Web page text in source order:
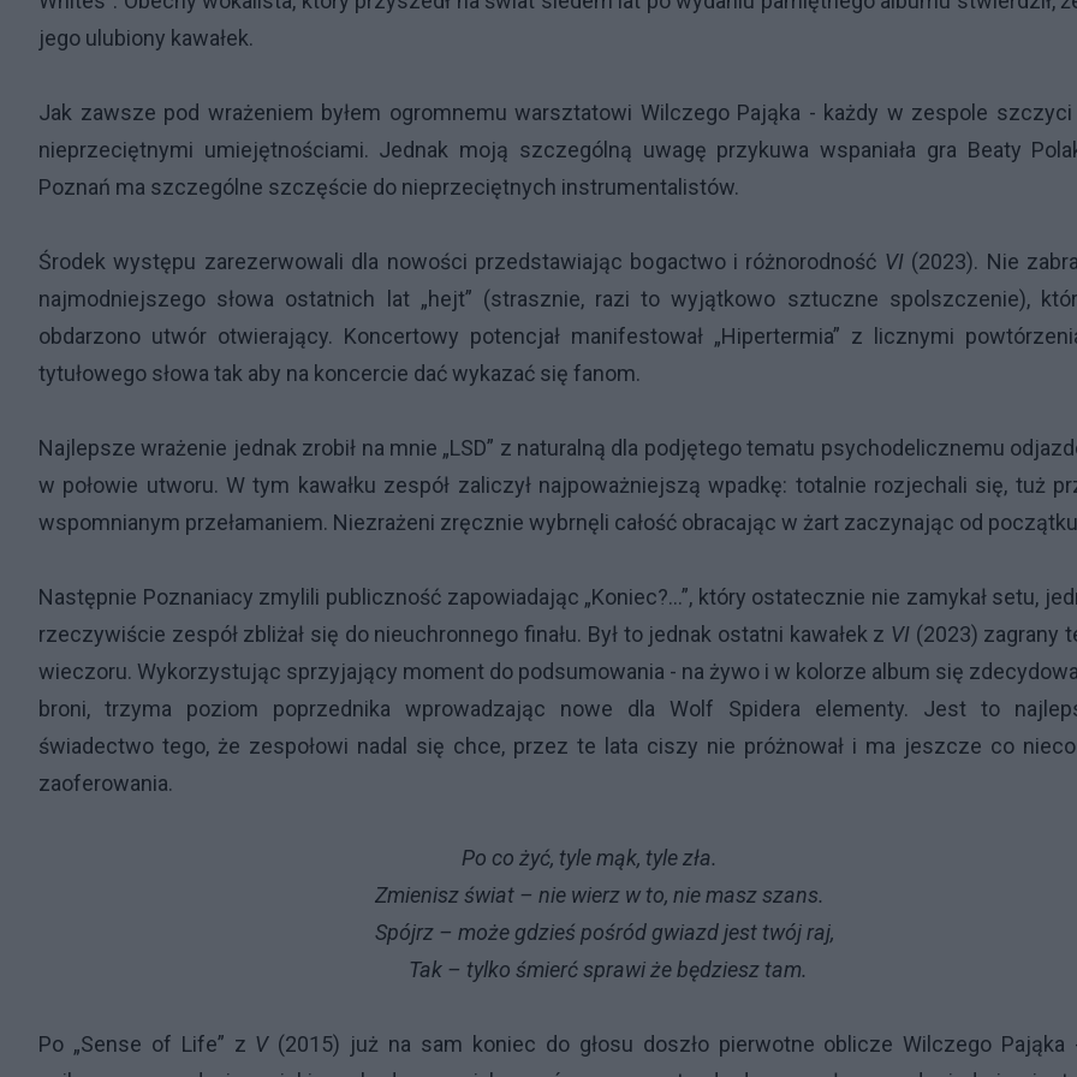
jego ulubiony kawałek.
Jak zawsze pod wrażeniem byłem ogromnemu warsztatowi Wilczego Pająka - każdy w zespole szczyci
nieprzeciętnymi umiejętnościami. Jednak moją szczególną uwagę przykuwa wspaniała gra Beaty
Poznań ma szczególne szczęście do nieprzeciętnych instrumentalistów.
Środek występu zarezerwowali dla nowości przedstawiając bogactwo i różnorodność VI(2023). Nie
najmodniejszego słowa ostatnich lat „hejt” (strasznie, razi to wyjątkowo sztuczne spolszczenie),
obdarzono utwór otwierający. Koncertowy potencjał manifestował „Hipertermia” z licznymi
tytułowego słowa tak aby na koncercie dać wykazać się fanom.
Najlepsze wrażenie jednak zrobił na mnie „LSD” z naturalną dla podjętego tematu psychodelicznemu
w połowie utworu. W tym kawałku zespół zaliczył najpoważniejszą wpadkę: totalnie rozjechali się, tuż
wspomnianym przełamaniem. Niezrażeni zręcznie wybrnęli całość obracając w żart zaczynając od
Następnie Poznaniacy zmylili publiczność zapowiadając „Koniec?...”, który ostatecznie nie zamykał setu,
rzeczywiście zespół zbliżał się do nieuchronnego finału. Był to jednak ostatni kawałek z VI(2023) zagrany
wieczoru. Wykorzystując sprzyjający moment do podsumowania - na żywo i w kolorze album się
broni, trzyma poziom poprzednika wprowadzając nowe dla Wolf Spidera elementy. Jest to
świadectwo tego, że zespołowi nadal się chce, przez te lata ciszy nie próżnował i ma jeszcze co
zaoferowania.
Po co żyć, tyle mąk, tyle zła.
Zmienisz świat – nie wierz w to, nie masz szans.
Spójrz – może gdzieś pośród gwiazd jest twój raj,
Tak – tylko śmierć sprawi że będziesz tam.
Po „Sense of Life” z V(2015) już na sam koniec do głosu doszło pierwotne oblicze Wilczego Pająka